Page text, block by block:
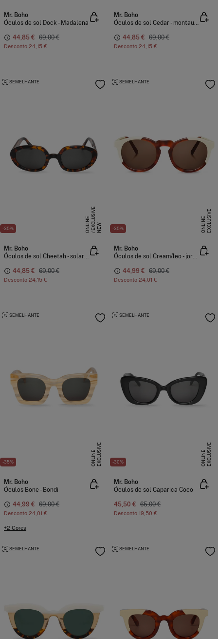
Mr. Boho
Óculos de sol Dock - Madalena
44,85 € 69,00 €
Desconto 24,15 €
Mr. Boho
Óculos de sol Cedar - montauk - com lentes clássicas
44,85 € 69,00 €
Desconto 24,15 €
-35% NEW
E
X
C
L
US
I
V
E
O
N
L
I
N
E
SEMELHANTE
Mr. Boho
Óculos de sol Cheetah - solarte
44,85 € 69,00 €
Desconto 24,15 €
-35% E
X
C
L
U
SI
V
E
O
N
L
I
N
E
SEMELHANTE
Mr. Boho
Óculos de sol Cream/leo - jordaan
44,99 € 69,00 €
Desconto 24,01 €
-35% E
X
C
L
U
SI
V
E
O
N
L
I
N
E
SEMELHANTE
Mr. Boho
Óculos Bone - Bondi
44,99 € 69,00 €
Desconto 24,01 €
+2 Cores
-30% E
X
C
L
U
SI
V
E
O
N
L
I
N
E
SEMELHANTE
Mr. Boho
Óculos de sol Caparica Coco
45,50 € 65,00 €
Desconto 19,50 €
SEMELHANTE SEMELHANTE